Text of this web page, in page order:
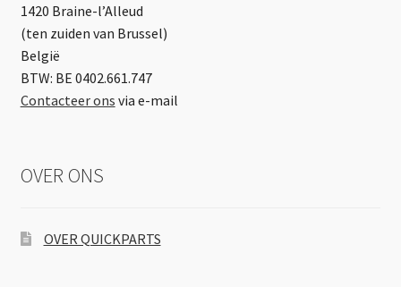
1420 Braine-l’Alleud
(ten zuiden van Brussel)
België
BTW: BE 0402.661.747
Contacteer ons via e-mail
OVER ONS
OVER QUICKPARTS